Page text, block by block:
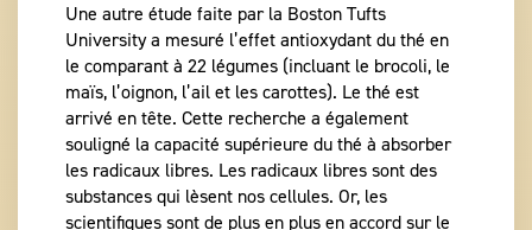
Une autre étude faite par la Boston Tufts
University a mesuré l’effet antioxydant du thé en
le comparant à 22 légumes (incluant le brocoli, le
maïs, l’oignon, l’ail et les carottes). Le thé est
arrivé en tête. Cette recherche a également
souligné la capacité supérieure du thé à absorber
les radicaux libres. Les radicaux libres sont des
substances qui lèsent nos cellules. Or, les
scientifiques sont de plus en plus en accord sur le